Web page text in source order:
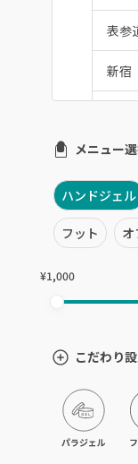
表参
新宿
銀座
恵比
自由
下北
目
北
メニュー
ハンドジェル
フット
¥1,000
こだわり
パラジェル